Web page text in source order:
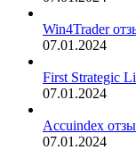
Win4Trader
07.01.2024
First Strategic
07.01.2024
Accuindex
07.01.2024